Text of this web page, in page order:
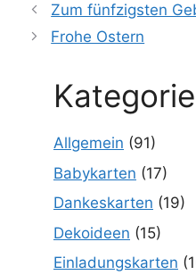
Zum fünfzigsten
Frohe Ostern
Allgemein (91)
Babykarten (17)
Dankeskarten (19)
Dekoideen (15)
Einladungskarten